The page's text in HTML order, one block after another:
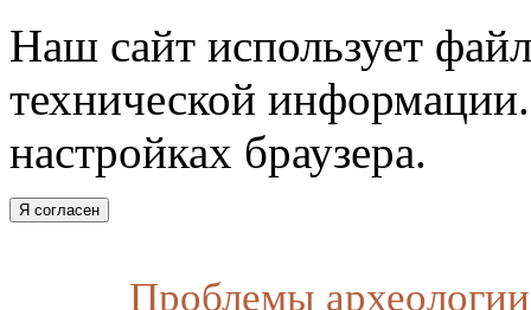
Наш сайт использует
технической
настройках браузера.
Я согласен
Проблемы